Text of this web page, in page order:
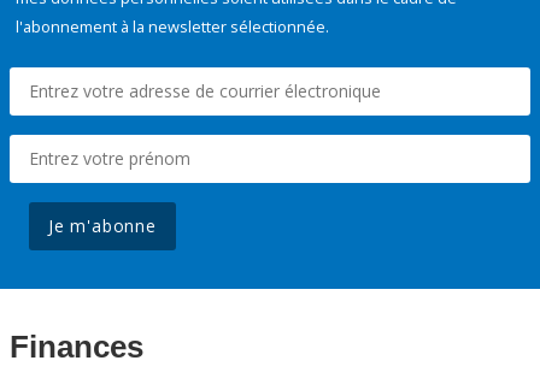
l'abonnement à la newsletter sélectionnée.
Je m'abonne
Finances